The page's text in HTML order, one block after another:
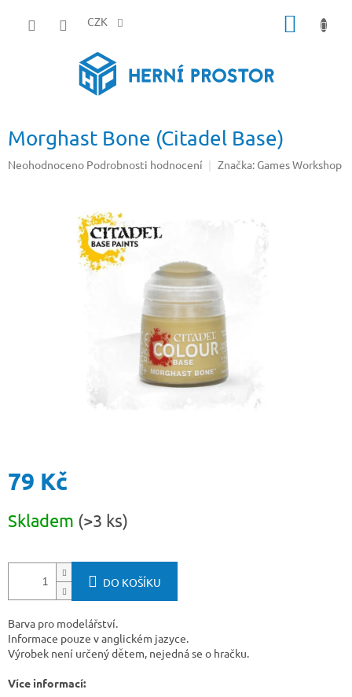
CZK
Morghast Bone (Citadel Base)
Průměrné
Neohodnoceno Podrobnosti hodnocení Značka: Games Workshop
79 Kč
cena:
Skladem (>3 ks)
DO KOŠÍKU
Barva pro modelářství.
Informace pouze v anglickém jazyce.
Výrobek není určený dětem, nejedná se o hračku.
Více informací: